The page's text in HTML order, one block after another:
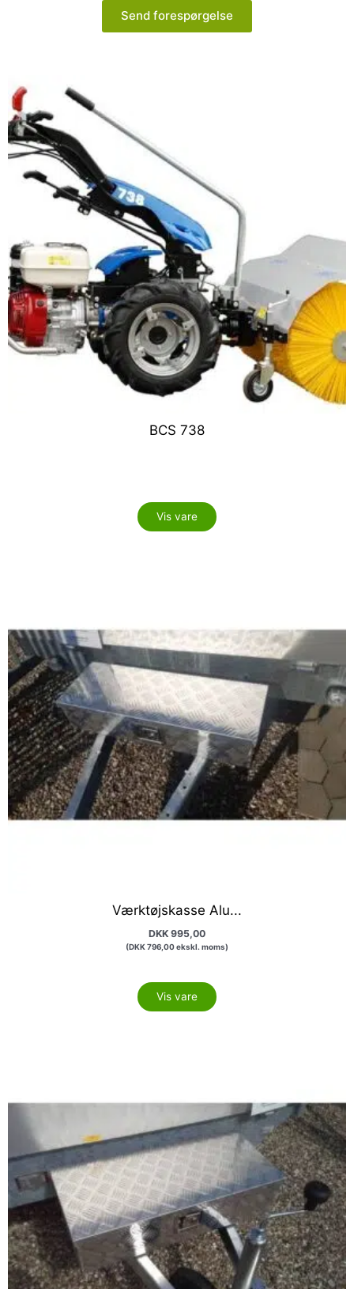
Send forespørgelse
​BCS 738
Vis vare
Værktøjskasse Alu...
DKK 995,00
(DKK796,00ekskl. moms)
Vis vare